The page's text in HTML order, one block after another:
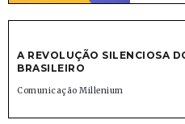
A REVOLUÇÃO SILENCIOSA
BRASILEIRO
Comunicação Millenium